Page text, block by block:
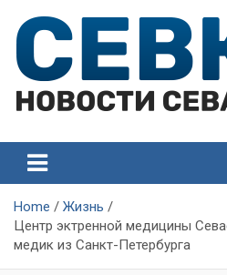
content
Севастополя
Севастополя
Home
Жизнь
Центр эктренной медицины
медик из Санкт-Петербурга